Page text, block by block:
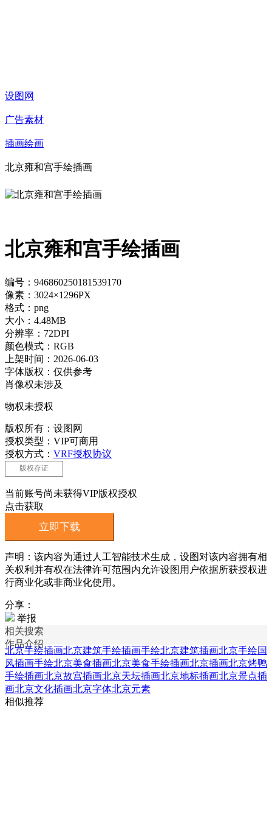
设图网
广告素材
插画绘画
北京雍和宫手绘插画
北京雍和宫手绘插画
编号：946860250181539170
像素：3024×1296PX
格式：png
大小：4.48MB
分辨率：72DPI
颜色模式：RGB
上架时间：2026-06-03
字体版权：仅供参考
肖像权未涉及
物权未授权
版权所有：设图网
授权类型：VIP可商用
授权方式： VRF授权协议
版权存证
当前账号尚未获得VIP版权授权
点击获取
立即下载
声明：该内容为通过人工智能技术生成，设图对该内容拥有相
关权利并有权在法律许可范围内允许设图用户依据所获授权进
行商业化或非商业化使用。
分享：
举报
相关搜索
作品介绍
北京手绘插画北京建筑手绘插画手绘北京建筑插画北京手绘国
风插画手绘北京美食插画北京美食手绘插画北京插画北京烤鸭
手绘插画北京故宫插画北京天坛插画北京地标插画北京景点插
画北京文化插画北京字体北京元素
相似推荐